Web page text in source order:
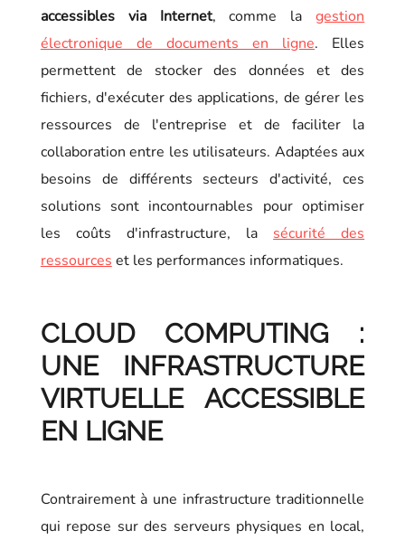
accessibles via Internet, comme lagestion
électronique de documents en ligne. Elles
permettent de stocker des données et des
fichiers, d'exécuter des applications, de gérer les
ressources de l'entreprise et de faciliter la
collaboration entre les utilisateurs. Adaptées aux
besoins de différents secteurs d'activité, ces
solutions sont incontournables pour optimiser
les coûts d'infrastructure, la sécurité des
ressources et les performances informatiques.
CLOUD COMPUTING :
UNE INFRASTRUCTURE
VIRTUELLE ACCESSIBLE
EN LIGNE
Contrairement à une infrastructure traditionnelle
qui repose sur des serveurs physiques en local,